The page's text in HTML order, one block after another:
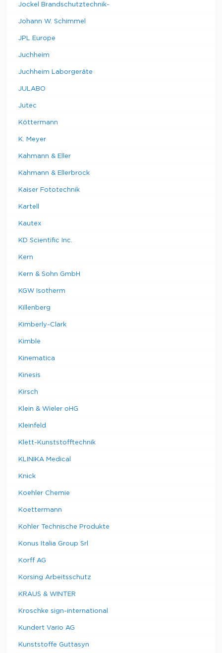
Jockel Brandschutztechnik-
Johann W. Schimmel
JPL Europe
Juchheim
Juchheim Laborgeräte
JULABO
Jutec
Köttermann
K. Meyer
Kahmann & Eller
Kahmann & Ellerbrock
Kaiser Fototechnik
Kartell
Kautex
KD Scientific Inc.
Kern
Kern & Sohn GmbH
KGW Isotherm
Killenberg
Kimberly-Clark
Kimble
Kinematica
Kinesis
Kirsch
Klein & Wieler oHG
Kleinfeld
Klett-Kunststofftechnik
KLINIKA Medical
Knick
Koehler Chemie
Koettermann
Kohler Technische Produkte
Konus Italia Group Srl
Korff AG
Korsing Arbeitsschutz
KRAUS & WINTER
Kroschke sign-international
Kundert Vario AG
Kunststoffe Guttasyn